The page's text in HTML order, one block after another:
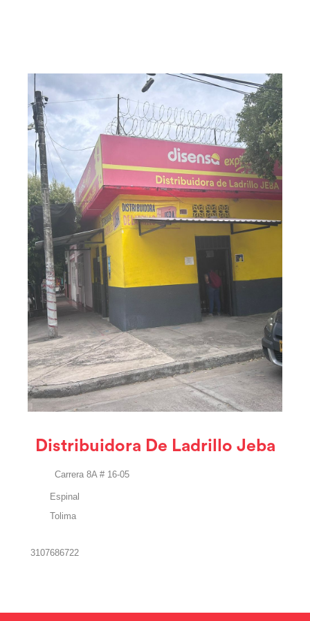
Distribuidora De Ladrillo Jeba
Carrera 8A # 16-05
Espinal
Tolima
3107686722